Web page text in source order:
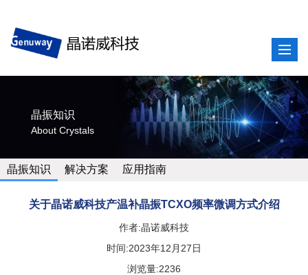
晶振知识
About Crystals
晶振知识 解决方案 应用指南
关于晶诺威科技产温补晶振TCXO频率微调方式介绍
作者:晶诺威科技
时间:2023年12月27日
浏览量:2236